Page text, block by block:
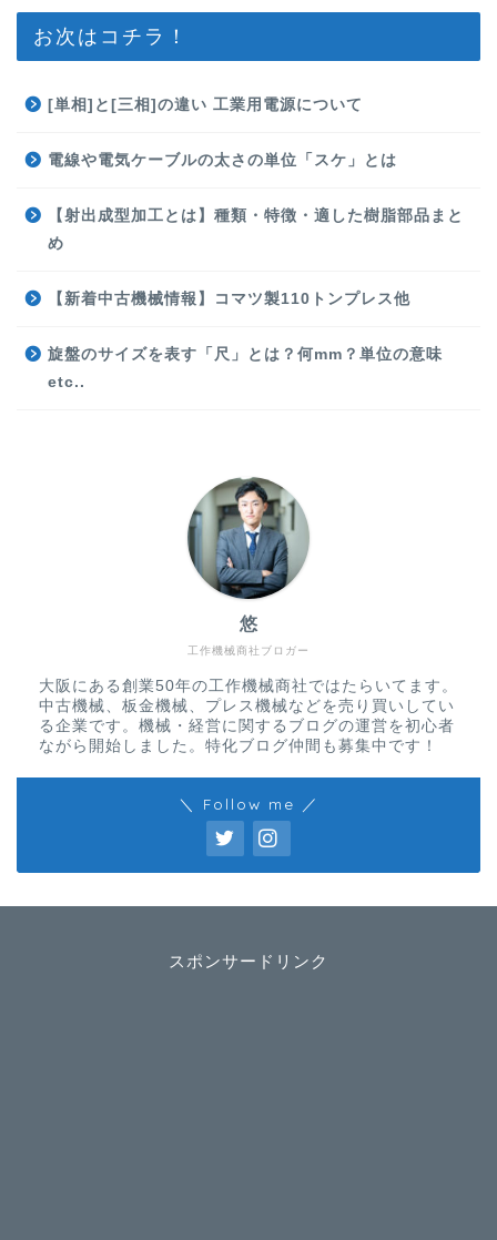
お次はコチラ！
[単相]と[三相]の違い 工業用電源について
電線や電気ケーブルの太さの単位「スケ」とは
【射出成型加工とは】種類・特徴・適した樹脂部品まと
め
【新着中古機械情報】コマツ製110トンプレス他
旋盤のサイズを表す「尺」とは？何mm？単位の意味
etc..
工作機械商社ブロガー
悠
大阪にある創業50年の工作機械商社ではたらいてます。
中古機械、板金機械、プレス機械などを売り買いしてい
る企業です。機械・経営に関するブログの運営を初心者
ながら開始しました。特化ブログ仲間も募集中です！
＼ Follow me ／
スポンサードリンク